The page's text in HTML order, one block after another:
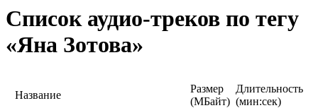
Список аудио-треков по тегу
«Яна Зотова»
Название
Размер
(MБайт)
Длительность
(мин:сек)